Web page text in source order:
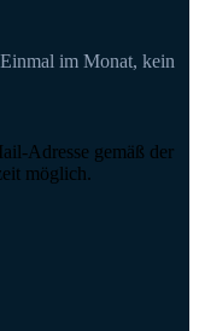
im Monat, kein
Adresse gemäß der
möglich.